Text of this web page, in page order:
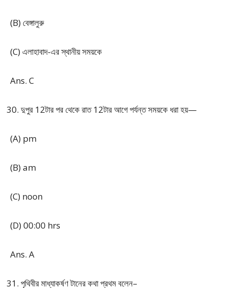
(B) বেঙ্গালুরু
(C) এলাহাবাদ-এর স্থানীয় সময়কে
Ans. C
দুপুর 12টার পর থেকে রাত 12টার আগে পর্যন্ত সময়কে ধরা হয়—
(A) pm
(B) am
(C) noon
(D) 00:00 hrs
Ans. A
পৃথিবীর মাধ্যাকর্ষণ টানের কথা প্রথম বলেন–